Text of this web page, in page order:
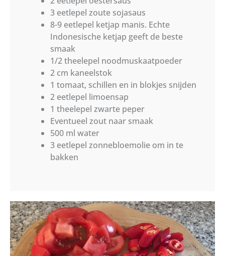
3 eetlepel zoute sojasaus
8-9 eetlepel ketjap manis. Echte
Indonesische ketjap geeft de beste
smaak
1/2 theelepel noodmuskaatpoeder
2 cm kaneelstok
1 tomaat, schillen en in blokjes snijden
2 eetlepel limoensap
1 theelepel zwarte peper
Eventueel zout naar smaak
500 ml water
3 eetlepel zonnebloemolie om in te
bakken